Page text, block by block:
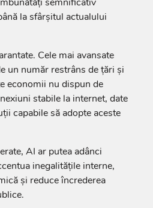
la sfârșitul actualului
Cele mai avansate
un număr restrâns de țări și
economii nu dispun de
stabile la internet, date
capabile să adopte aceste
AI ar putea adânci
inegalitățile interne,
și reduce încrederea